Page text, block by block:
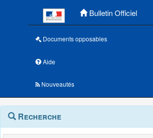
Bulletin Officiel
Documents opposables
Aide
Nouveautés
Navigation
outils
Menu
contextuel
Recherche